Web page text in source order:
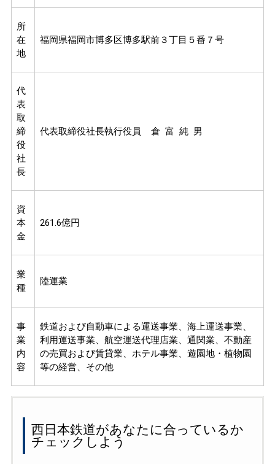
所
在
地
福岡県福岡市博多区博多駅前３丁目５番７号
代
表
取
締
役
社
長
代表取締役社長執行役員 倉 富 純 男
資
本
金
261.6億円
業
種
陸運業
事
業
内
容
鉄道および自動車による運送事業、海上運送事業、
利用運送事業、航空運送代理店業、通関業、不動産
の売買および賃貸業、ホテル事業、遊園地・植物園
等の経営、その他
西日本鉄道があなたに合っているか
チェックしよう